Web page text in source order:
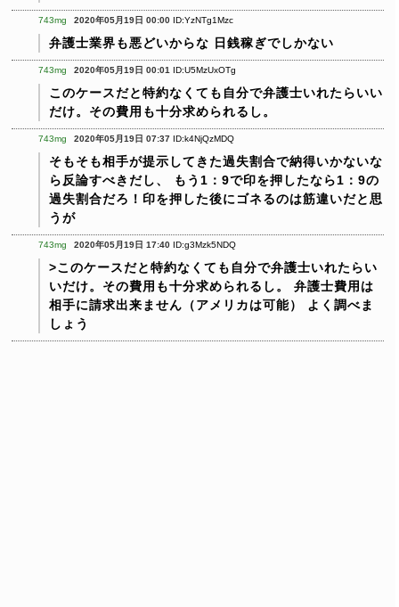
743mg 2020年05月19日 00:00 ID:YzNTg1Mzc
弁護士業界も悪どいからな 日銭稼ぎでしかない
743mg 2020年05月19日 00:01 ID:U5MzUxOTg
このケースだと特約なくても自分で弁護士いれたらいい
だけ。その費用も十分求められるし。
743mg 2020年05月19日 07:37 ID:k4NjQzMDQ
そもそも相手が提示してきた過失割合で納得いかないな
ら反論すべきだし、
もう1：9で印を押したなら1：9の
過失割合だろ！印を押した後にゴネるのは筋違いだと思
うが
743mg 2020年05月19日 17:40 ID:g3Mzk5NDQ
>このケースだと特約なくても自分で弁護士いれたらい
いだけ。その費用も十分求められるし。
弁護士費用は
相手に請求出来ません（アメリカは可能）
よく調べま
しょう